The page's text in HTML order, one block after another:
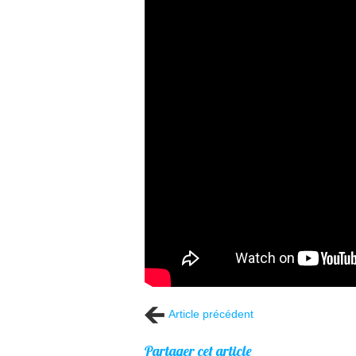
Article précédent
Partager cet article